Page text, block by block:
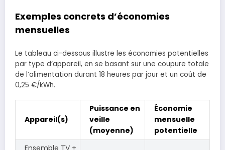
Exemples concrets d’économies
mensuelles
Le tableau ci-dessous illustre les économies potentielles
par type d’appareil, en se basant sur une coupure totale
de l’alimentation durant 18 heures par jour et un coût de
0,25 €/kWh.
Appareil(s)
Puissance en
veille
(moyenne)
Économie
mensuelle
potentielle
Ensemble TV +